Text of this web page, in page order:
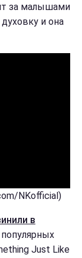
за малышами
и она
NKofficial)
в
Just Like